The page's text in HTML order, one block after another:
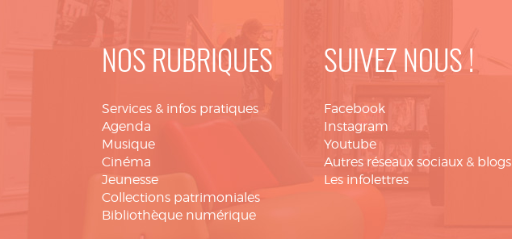
NOS RUBRIQUES
Services & infos pratiques
Agenda
Musique
Cinéma
Jeunesse
Collections patrimoniales
Bibliothèque numérique
SUIVEZ NOUS !
Facebook
Instagram
Youtube
Autres réseaux sociaux & blogs
Les infolettres